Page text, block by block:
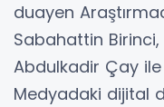
duayen
Sabahattin Birinci,
Abdulkadir Çay
​Medyadaki dijital